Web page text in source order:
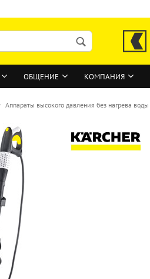
ВОЙТИ
ОБЩЕНИЕ КОМПАНИЯ
Аппараты высокого давления без нагрева воды